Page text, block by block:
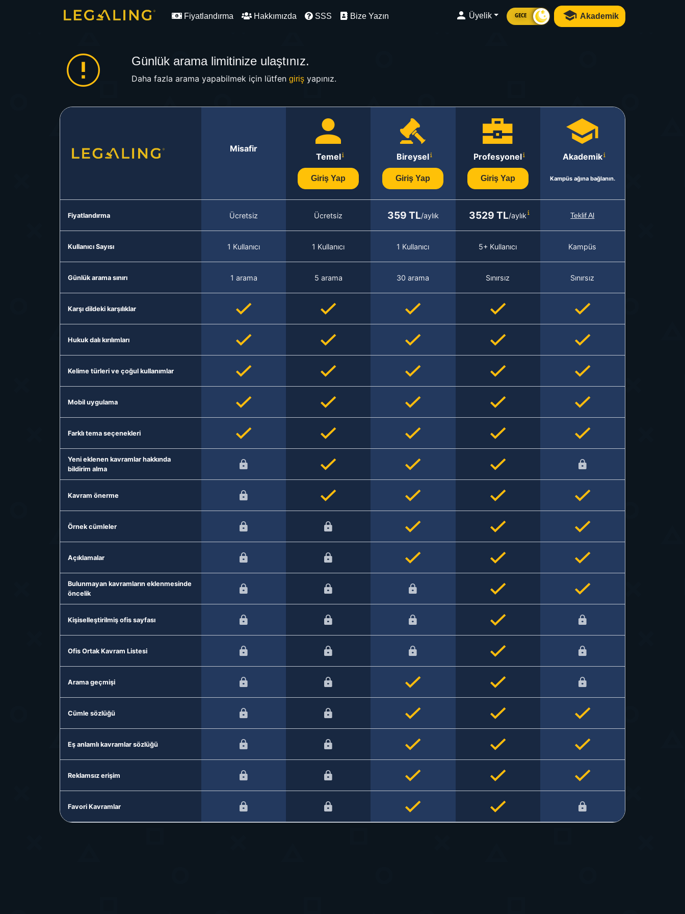
Fiyatlandırma Hakkımızda SSS Bize Yazın Üyelik GECE Akademik
Günlük arama limitinize ulaştınız.
Daha fazla arama yapabilmek için lütfen girişyapınız.
Misafir
Temel
Giriş Yap
Bireysel
Giriş Yap
Profesyonel
Giriş Yap
Akademik
Kampüs ağına bağlanın.
Fiyatlandırma Ücretsiz Ücretsiz 359 TL/aylık 3529 TL/aylık Teklif Al
Kullanıcı Sayısı 1 Kullanıcı 1 Kullanıcı 1 Kullanıcı 5+ Kullanıcı Kampüs
Günlük arama sınırı 1 arama 5 arama 30 arama Sınırsız Sınırsız
Karşı dildeki karşılıklar
Hukuk dalı kırılımları
Kelime türleri ve çoğul kullanımlar
Mobil uygulama
Farklı tema seçenekleri
Yeni eklenen kavramlar hakkında
bildirim alma
Kavram önerme
Örnek cümleler
Açıklamalar
Bulunmayan kavramların eklenmesinde
öncelik
Kişiselleştirilmiş ofis sayfası
Ofis Ortak Kavram Listesi
Arama geçmişi
Cümle sözlüğü
Eş anlamlı kavramlar sözlüğü
Reklamsız erişim
Favori Kavramlar